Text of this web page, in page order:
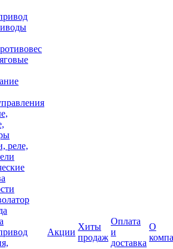
реле,
Акции
Хиты
продаж
Оплата
и
доставка
О